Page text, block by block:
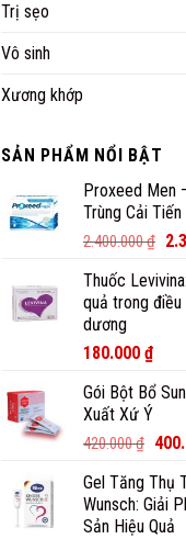
Trị sẹo
Vô sinh
Xương khớp
SẢN PHẨM NỔI BẬT
Proxeed Men
Trùng Cải
2.400.000₫
Thuốc
quả trong
dương
180.000 ₫
Gói Bột Bổ
Xuất Xứ Ý
420.000₫
Gel Tăng Thụ
Wunsch: Giải
Sản Hiệu Quả